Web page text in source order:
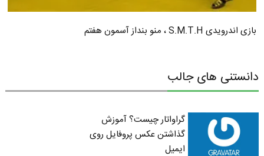
بازی اندرویدی S.M.T.H ، منو بنداز آسمون هفتم
دانستنی های جالب
گراواتار چیست؟ آموزش
گذاشتن عکس پروفایل روی
ایمیل